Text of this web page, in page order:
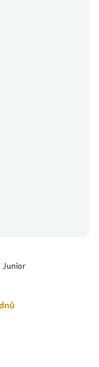
Junior